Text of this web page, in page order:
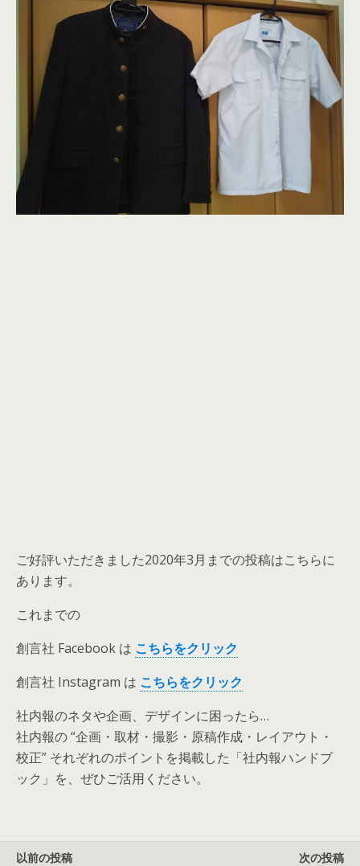
ご好評いただきました2020年3月までの投稿はこちらに
あります。
これまでの
創言社 Facebook は こちらをクリック
創言社 Instagram は こちらをクリック
社内報のネタや企画、デザインに困ったら…
社内報の “企画・取材・撮影・原稿作成・レイアウト・
校正” それぞれのポイントを掲載した「社内報ハンドブ
ック」を、ぜひご活用ください。
以前の投稿
次の投稿